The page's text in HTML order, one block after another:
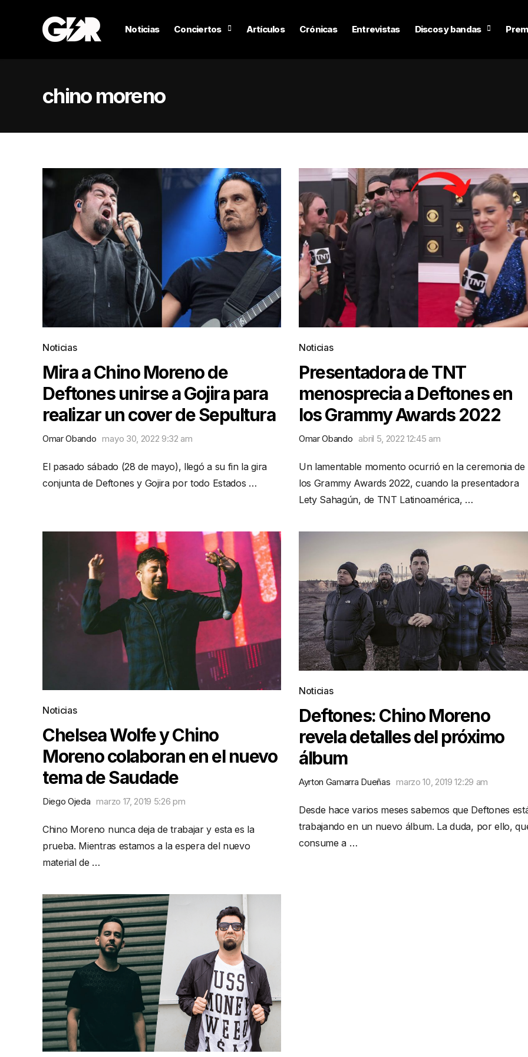
Noticias Conciertos Artículos Crónicas Entrevistas Discos y bandas
chino moreno
Noticias
Mira a Chino Moreno de
Deftones unirse a Gojira para
realizar un cover de Sepultura
Omar Obando mayo 30, 2022 9:32 am
El pasado sábado (28 de mayo), llegó a su fin la gira
conjunta de Deftones y Gojira por todo Estados …
Noticias
Presentadora de TNT
menosprecia a Deftones en
los Grammy Awards 2022
Omar Obando abril 5, 2022 12:45 am
Un lamentable momento ocurrió en la ceremonia de
los Grammy Awards 2022, cuando la presentadora
Lety Sahagún, de TNT Latinoamérica, …
Noticias
Chelsea Wolfe y Chino
Moreno colaboran en el nuevo
tema de Saudade
Diego Ojeda marzo 17, 2019 5:26 pm
Chino Moreno nunca deja de trabajar y esta es la
prueba. Mientras estamos a la espera del nuevo
material de …
Noticias
Deftones: Chino Moreno
revela detalles del próximo
álbum
Ayrton Gamarra Dueñas marzo 10, 2019 12:29 am
Desde hace varios meses sabemos que Deftones
trabajando en un nuevo álbum. La duda, por ello,
consume a …